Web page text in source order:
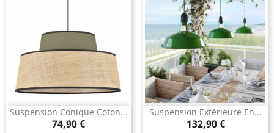
Suspension Conique Coton...
Prix
74,90 €
Suspension Extérieure En...
Prix
132,90 €